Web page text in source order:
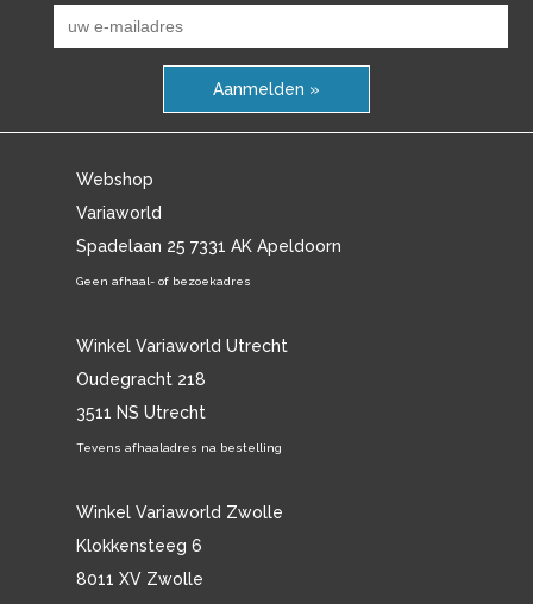
Aanmelden »
Webshop
Variaworld
Spadelaan 25 7331 AK Apeldoorn
Geen afhaal- of bezoekadres
Winkel Variaworld Utrecht
Oudegracht 218
3511 NS Utrecht
Tevens afhaaladres na bestelling
Winkel Variaworld Zwolle
Klokkensteeg 6
8011 XV Zwolle